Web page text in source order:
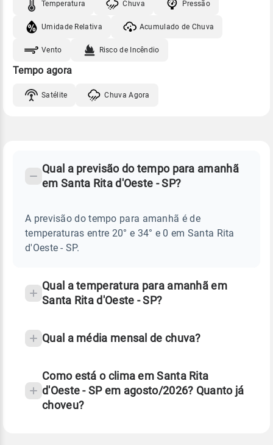
Temperatura Chuva Pressão
Umidade Relativa Acumulado de Chuva
Vento Risco de Incêndio
Tempo agora
Satélite Chuva Agora
D'OESTE
Perguntas
sobre
chuva
Qual a previsão do tempo para amanhã
em Santa Rita d'Oeste - SP?
A previsão do tempo para amanhã é de
temperaturas entre 20° e 34° e 0 em Santa Rita
d'Oeste - SP.
Qual a temperatura para amanhã em
Santa Rita d'Oeste - SP?
Qual a média mensal de chuva?
Fonte: 30 anos de dados de reanálise ERA5.
Como está o clima em Santa Rita
d'Oeste - SP em agosto/2026? Quanto já
choveu?